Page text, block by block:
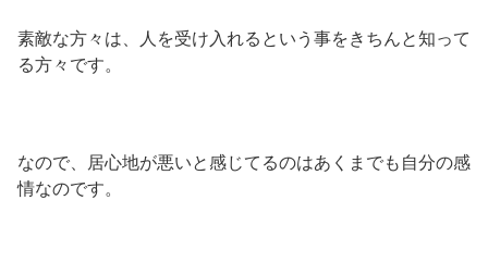
素敵な方々は、人を受け入れるという事をきちんと知って
る方々です。
なので、居心地が悪いと感じてるのはあくまでも自分の感
情なのです。